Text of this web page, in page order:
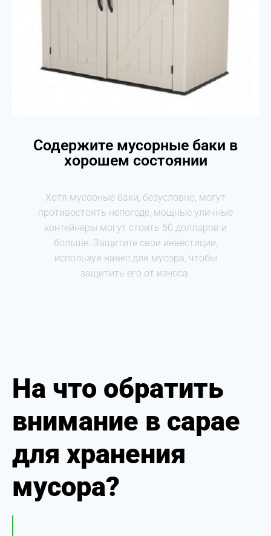
Содержите мусорные баки в
хорошем состоянии
Хотя мусорные баки, безусловно, могут
противостоять непогоде, мощные уличные
контейнеры могут стоить 50 долларов и
больше. Защитите свои инвестиции,
используя навес для мусора, чтобы
защитить его от износа.
На что обратить
внимание в сарае
для хранения
мусора?